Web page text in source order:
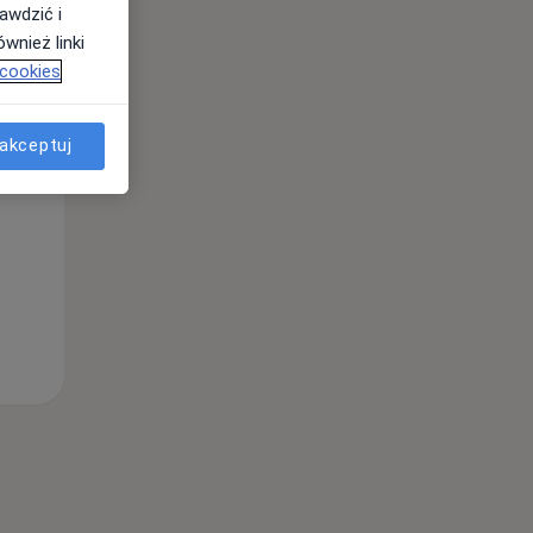
12 Sie
i
linki